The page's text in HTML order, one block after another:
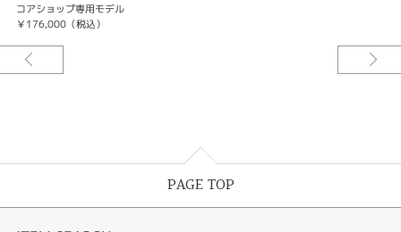
コアショップ専用モデル
￥176,000（税込）
PAGE TOP